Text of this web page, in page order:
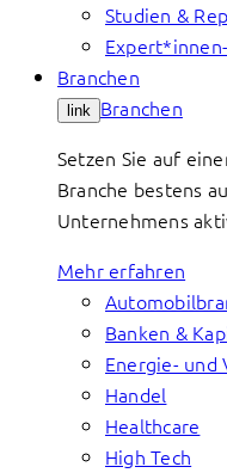
Studien &
Branchen
link Branchen
Setzen Sie auf
Branche bestens
Unternehmens
Mehr erfahren
Banken &
Energie- und
Handel
Healthcare
High Tech